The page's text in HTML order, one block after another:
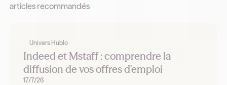
articles recommandés
Univers Hublo
Indeed et Mstaff : comprendre la
diffusion de vos offres d'emploi
17/7/26